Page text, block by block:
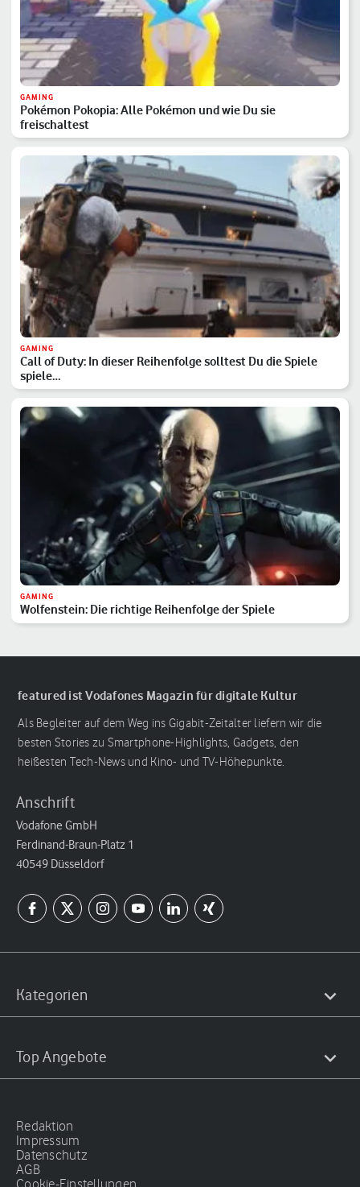
GAMING
Pokémon Pokopia: Alle Pokémon und wie Du sie
freischaltest
GAMING
Call of Duty: In dieser Reihenfolge solltest Du die Spiele
spiele…
GAMING
Wolfenstein: Die richtige Reihenfolge der Spiele
featured ist Vodafones Magazin für digitale Kultur
Als Begleiter auf dem Weg ins Gigabit-Zeitalter liefern wir die
besten Stories zu Smartphone-Highlights, Gadgets, den
heißesten Tech-News und Kino- und TV-Höhepunkte.
Anschrift
Vodafone GmbH
Ferdinand-Braun-Platz 1
40549 Düsseldorf
Kategorien
Top Angebote
Redaktion
Impressum
Datenschutz
AGB